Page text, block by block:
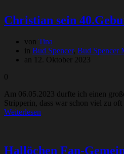
Christian sein
von Tina
in Bud Spencer, Bud Spencer
an 12. Oktober 2023
0
Am 06.05.2023 durfte ich einen
Stripperin, dass war schon viel zu
Weiterlesen
Hallöchen Fan-